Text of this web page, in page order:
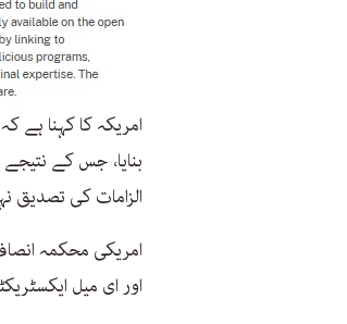
امریکہ کا کہنا ہے
الزامات کی تصدیق
امریکی محکمہ
اور ای میل